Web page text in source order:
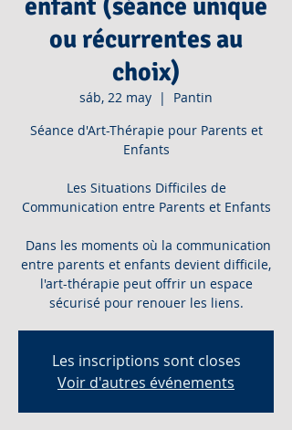
enfant (séance unique
ou récurrentes au
choix)
sáb, 22 may
  |
Pantin
Séance d'Art-Thérapie pour Parents et
Enfants
Les Situations Difficiles de
Communication entre Parents et Enfants
Dans les moments où la communication
entre parents et enfants devient difficile,
l'art-thérapie peut offrir un espace
sécurisé pour renouer les liens.
Les inscriptions sont closes
Voir d'autres événements